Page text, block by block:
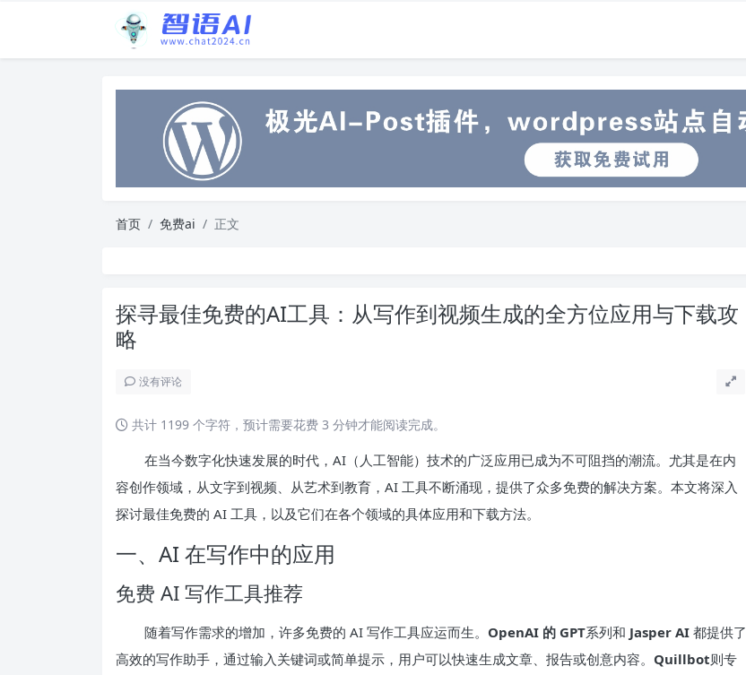
首页 免费ai 正文
探寻最佳免费的AI工具：从写作到视频生成的全方位应用与下载攻
略
没有评论
共计 1199 个字符，预计需要花费 3 分钟才能阅读完成。
在当今数字化快速发展的时代，AI（人工智能）技术的广泛应用已成为不可阻挡的潮流。尤其是在内
容创作领域，从文字到视频、从艺术到教育，AI 工具不断涌现，提供了众多免费的解决方案。本文将深入
探讨最佳免费的 AI 工具，以及它们在各个领域的具体应用和下载方法。
一、AI 在写作中的应用
免费 AI 写作工具推荐
随着写作需求的增加，许多免费的 AI 写作工具应运而生。 OpenAI 的 GPT系列和 Jasper AI 都提供了
高效的写作助手，通过输入关键词或简单提示，用户可以快速生成文章、报告或创意内容。 Quillbot则专